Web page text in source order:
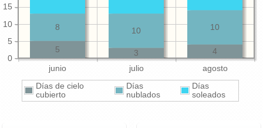
junio julio agosto
0
5
10
15
4
3
5
10
10
8
Días de cielo
cubierto
Días
nublados
Días
soleados